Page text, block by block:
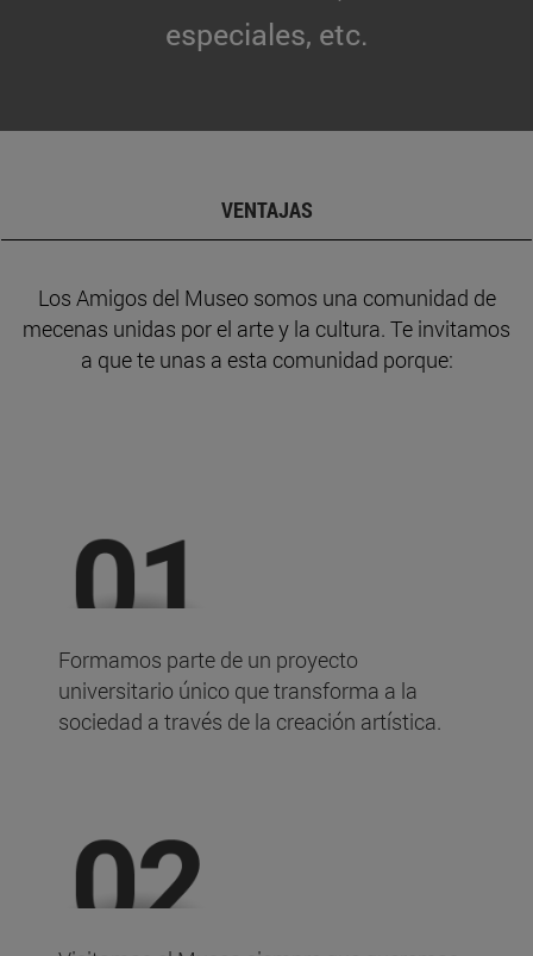
especiales, etc.
VENTAJAS
Los Amigos del Museo somos una comunidad de
mecenas unidas por el arte y la cultura. Te invitamos
a que te unas a esta comunidad porque:
Formamos parte de un proyecto
universitario único que transforma a la
sociedad a través de la creación artística.